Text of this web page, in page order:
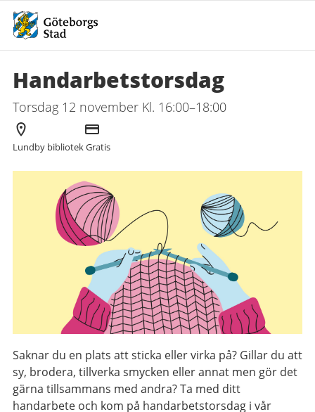
Handarbetstorsdag
Torsdag 12 november Kl. 16:00–18:00
Arrangör
Lundby bibliotek
Kostnad
Gratis
Saknar du en plats att sticka eller virka på? Gillar du att
sy, brodera, tillverka smycken eller annat men gör det
gärna tillsammans med andra? Ta med ditt
handarbete och kom på handarbetstorsdag i vår